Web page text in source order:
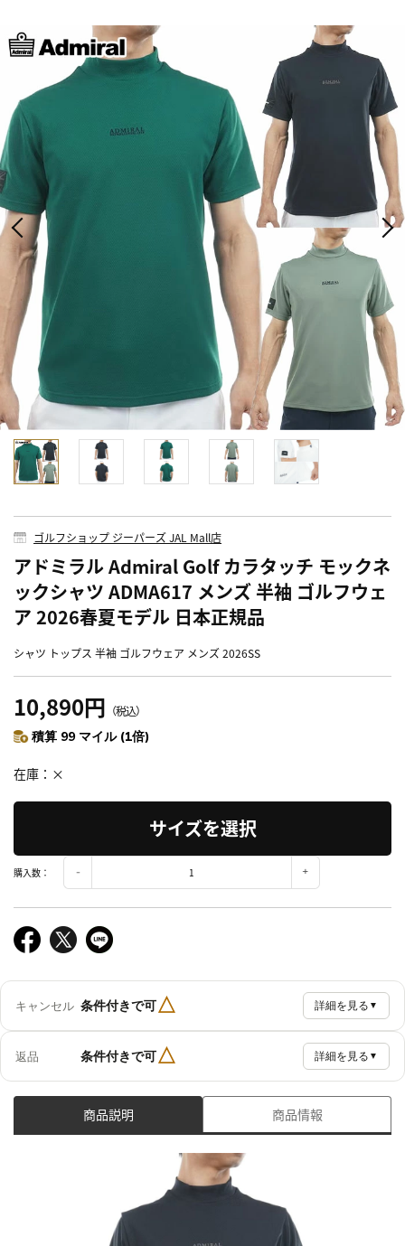
ゴルフショップ ジーパーズ JAL Mall店
アドミラル Admiral Golf カラタッチ モックネ
ックシャツ ADMA617 メンズ 半袖 ゴルフウェ
ア 2026春夏モデル 日本正規品
シャツ トップス 半袖 ゴルフウェア メンズ 2026SS
10,890円 （税込）
積算 99 マイル (1倍)
在庫 ×
サイズを選択
購入数：
キャンセル 条件付きで可△ 詳細を見る ▼
返品 条件付きで可△ 詳細を見る ▼
商品説明 商品情報